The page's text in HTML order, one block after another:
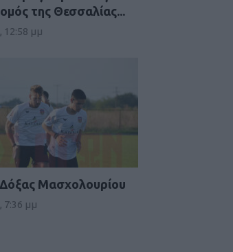
της Θεσσαλίας...
12:58 μμ
Μασχολουρίου
7:36 μμ